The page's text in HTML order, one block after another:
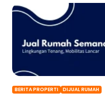
BERITA PROPERTI DIJUAL RUMAH